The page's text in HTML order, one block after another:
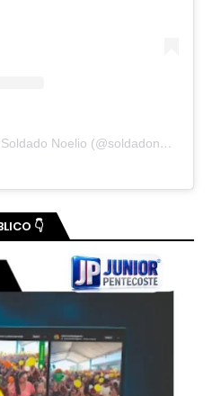
Um post compartilhado por Soldado Noelio (@soldadonoelio)
👇